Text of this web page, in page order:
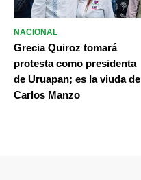
NACIONAL
Grecia Quiroz tomará
protesta como presidenta
de Uruapan; es la viuda de
Carlos Manzo